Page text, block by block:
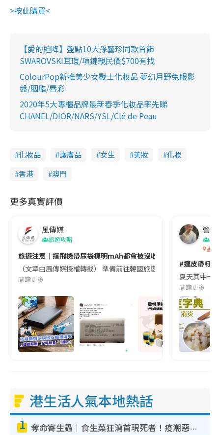
>按此購買<
【愛的迫降】盤點10大孫藝珍同款首飾
SWAROVSKI耳環/項鏈親民價$700有找
ColourPop新推美少女戰士化妝品 夢幻月野兔眼影
盤/胭脂/唇彩
2020年5大專櫃品牌最新春季化妝品率先睇
CHANEL/DIOR/NARS/YSL/Clé de Peau
化妝品 護膚品 女生 美妝
化妝
香港
澳門
更多真實評價
風傳媒
旅遊攻略
旅遊注意｜搭飛機帶尿袋標明mAh都會被沒收😱出發前切記檢查
（文章由風傳媒授權轉載） 準備前往韓國旅遊的民眾，近期要
閱讀更多
營養
香港
#連皮帶籽
夏天其中一
閱讀更多
港生活人氣本地熱話
1 奪命寄生蟲｜食生菜狂瀉首現死者！疫潮惡化錄1.8萬宗病例 揭洗菜3大謬誤